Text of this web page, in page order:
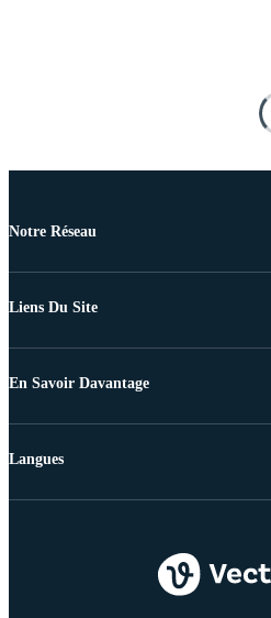
Notre Réseau
Liens Du Site
En Savoir Davantage
Langues